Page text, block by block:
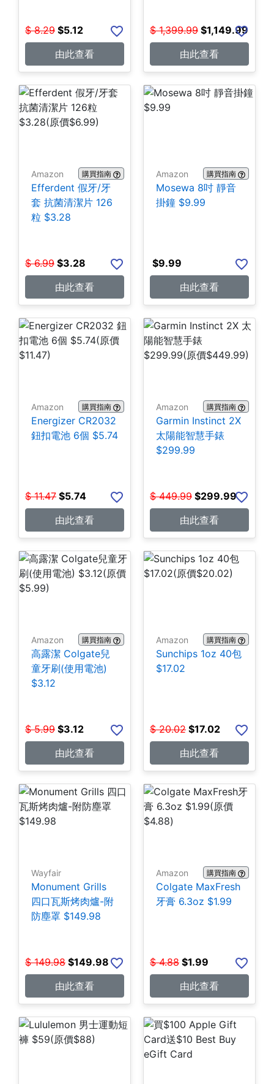
$ 8.29 $5.12
由此查看
$ 1,399.99 $1,149.99
由此查看
Amazon 購買指南
Efferdent 假牙/牙
套 抗菌清潔片 126
粒 $3.28
$ 6.99 $3.28
由此查看
Amazon 購買指南
Mosewa 8吋 靜音
掛鐘 $9.99
$9.99
由此查看
Amazon 購買指南
Energizer CR2032
鈕扣電池 6個 $5.74
$ 11.47 $5.74
由此查看
Amazon 購買指南
Garmin Instinct 2X
太陽能智慧手錶
$299.99
$ 449.99 $299.99
由此查看
Amazon 購買指南
高露潔 Colgate兒
童牙刷(使用電池)
$3.12
$ 5.99 $3.12
由此查看
Amazon 購買指南
Sunchips 1oz 40包
$17.02
$ 20.02 $17.02
由此查看
Wayfair
Monument Grills
四口瓦斯烤肉爐-附
防塵罩 $149.98
$ 149.98 $149.98
由此查看
Amazon 購買指南
Colgate MaxFresh
牙膏 6.3oz $1.99
$ 4.88 $1.99
由此查看